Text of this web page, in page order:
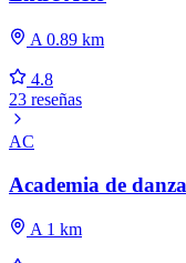
A 0.89 km
4.8
23 reseñas
AC
Academia de
A 1 km